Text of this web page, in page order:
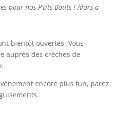
pour nos P’tits Bouts ! Alors à
bientôt ouvertes. Vous
auprès des crèches de
encore plus fun, parez